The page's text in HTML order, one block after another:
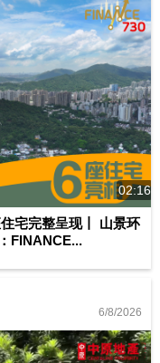
02:16
宅完整呈现丨 山景环
FINANCE...
6/8/2026